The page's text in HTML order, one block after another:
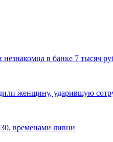
в банке 7 тысяч
женщину, ударившую
временами ливни